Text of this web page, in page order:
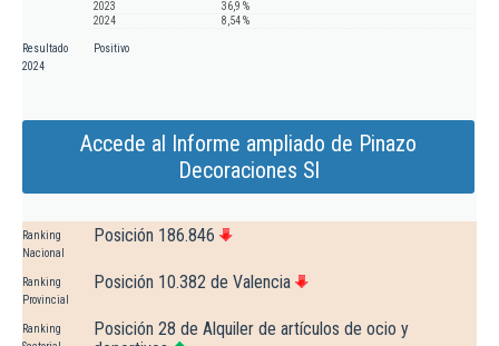
2023
36,9 %
2024
8,54 %
Resultado
2024
Positivo
Accede al Informe ampliado de Pinazo
Decoraciones Sl
Ranking
Nacional
Posición 186.846
Ranking
Provincial
Posición 10.382 de Valencia
Ranking
Posición 28 de Alquiler de artículos de ocio y